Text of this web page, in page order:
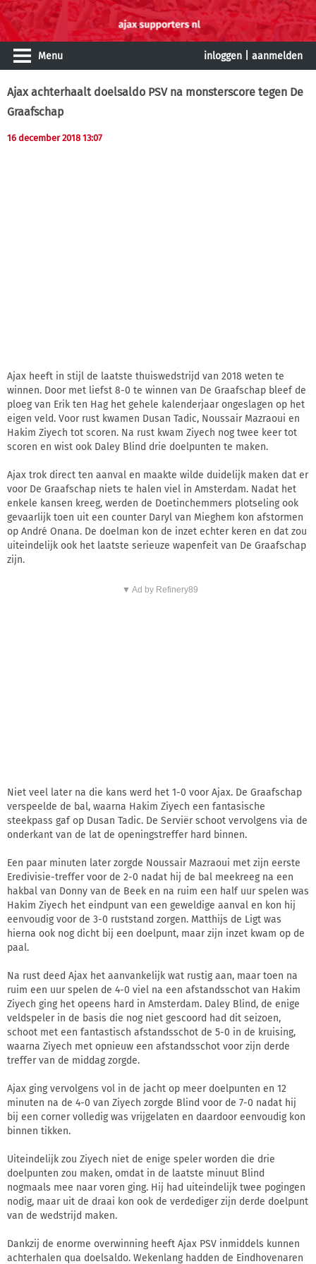
Menu inloggen aanmelden
Ajax achterhaalt doelsaldo PSV na monsterscore tegen De
Graafschap
16 december 2018 13:07
Ajax heeft in stijl de laatste thuiswedstrijd van 2018 weten te
winnen. Door met liefst 8-0 te winnen van De Graafschap bleef de
ploeg van Erik ten Hag het gehele kalenderjaar ongeslagen op het
eigen veld. Voor rust kwamen Dusan Tadic, Noussair Mazraoui en
Hakim Ziyech tot scoren. Na rust kwam Ziyech nog twee keer tot
scoren en wist ook Daley Blind drie doelpunten te maken.
Ajax trok direct ten aanval en maakte wilde duidelijk maken dat er
voor De Graafschap niets te halen viel in Amsterdam. Nadat het
enkele kansen kreeg, werden de Doetinchemmers plotseling ook
gevaarlijk toen uit een counter Daryl van Mieghem kon afstormen
op André Onana. De doelman kon de inzet echter keren en dat zou
uiteindelijk ook het laatste serieuze wapenfeit van De Graafschap
zijn.
▼ Ad by Refinery89
Niet veel later na die kans werd het 1-0 voor Ajax. De Graafschap
verspeelde de bal, waarna Hakim Ziyech een fantasische
steekpass gaf op Dusan Tadic. De Serviër schoot vervolgens via de
onderkant van de lat de openingstreffer hard binnen.
Een paar minuten later zorgde Noussair Mazraoui met zijn eerste
Eredivisie-treffer voor de 2-0 nadat hij de bal meekreeg na een
hakbal van Donny van de Beek en na ruim een half uur spelen was
Hakim Ziyech het eindpunt van een geweldige aanval en kon hij
eenvoudig voor de 3-0 ruststand zorgen. Matthijs de Ligt was
hierna ook nog dicht bij een doelpunt, maar zijn inzet kwam op de
paal.
Na rust deed Ajax het aanvankelijk wat rustig aan, maar toen na
ruim een uur spelen de 4-0 viel na een afstandsschot van Hakim
Ziyech ging het opeens hard in Amsterdam. Daley Blind, de enige
veldspeler in de basis die nog niet gescoord had dit seizoen,
schoot met een fantastisch afstandsschot de 5-0 in de kruising,
waarna Ziyech met opnieuw een afstandsschot voor zijn derde
treffer van de middag zorgde.
Ajax ging vervolgens vol in de jacht op meer doelpunten en 12
minuten na de 4-0 van Ziyech zorgde Blind voor de 7-0 nadat hij
bij een corner volledig was vrijgelaten en daardoor eenvoudig kon
binnen tikken.
Uiteindelijk zou Ziyech niet de enige speler worden die drie
doelpunten zou maken, omdat in de laatste minuut Blind
nogmaals mee naar voren ging. Hij had uiteindelijk twee pogingen
nodig, maar uit de draai kon ook de verdediger zijn derde doelpunt
van de wedstrijd maken.
Dankzij de enorme overwinning heeft Ajax PSV inmiddels kunnen
achterhalen qua doelsaldo. Wekenlang hadden de Eindhovenaren